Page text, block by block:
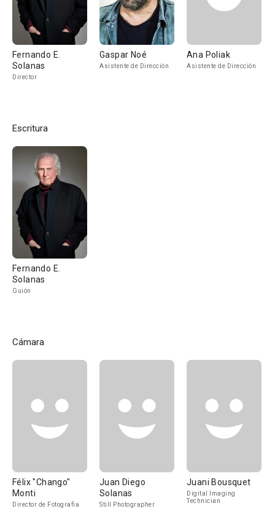
Fernando E.
Solanas
Director
Gaspar Noé
Asistente de Dirección
Ana Poliak
Asistente de Dirección
Escritura
Fernando E.
Solanas
Guión
Cámara
Félix "Chango"
Monti
Director de Fotografía
Juan Diego
Solanas
Still Photographer
Juani Bousquet
Digital Imaging
Technician